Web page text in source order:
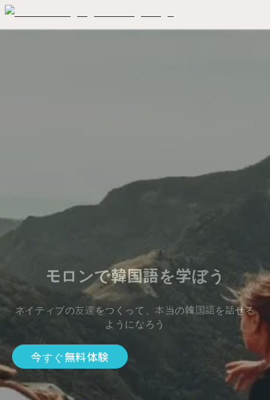
モロンで韓国語を学ぼう
ネイティブの友達をつくって、本当の韓国語を話せる
ようになろう
今すぐ無料体験